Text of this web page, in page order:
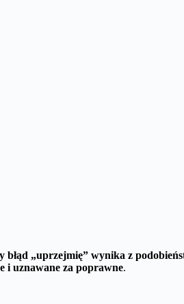
błąd „uprzejmię” wynika z
i uznawane za poprawne.